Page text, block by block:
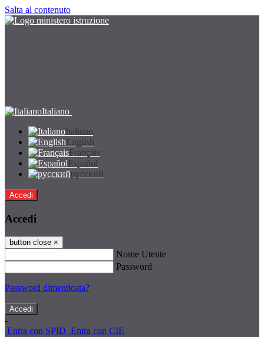
Salta al contenuto
Italiano
Italiano
English
Français
Español
русский
Accedi
Accedi
button close ×
Nome Utente
Password
Password dimenticata?
-
Entra con SPID Entra con CIE